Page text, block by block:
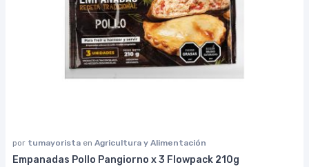
por tumayorista en Agricultura y Alimentación
Empanadas Pollo Pangiorno x 3 Flowpack 210g